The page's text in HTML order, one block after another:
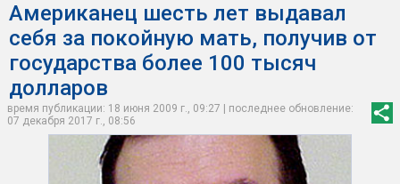
Американец шесть лет выдавал
себя за покойную мать, получив от
государства более 100 тысяч
долларов
время публикации: 18 июня 2009 г., 09:27 | последнее обновление:
07 декабря 2017 г., 08:56